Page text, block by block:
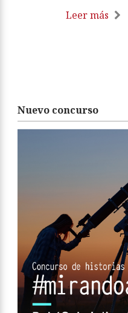
Leer más
Nuevo concurso